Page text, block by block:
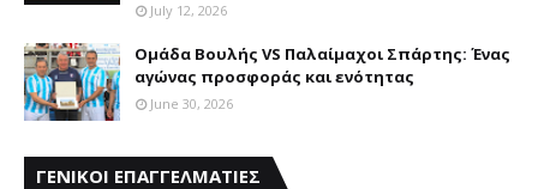
July 12, 2026
Ομάδα Βουλής VS Παλαίμαχοι Σπάρτης: Ένας
αγώνας προσφοράς και ενότητας
June 30, 2026
ΓΕΝΙΚΟΙ ΕΠΑΓΓΕΛΜΑΤΙΕΣ